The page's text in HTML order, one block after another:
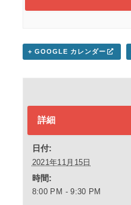
+ GOOGLE カレンダー
詳細
日付:
2021年11月15日
時間:
8:00 PM - 9:30 PM